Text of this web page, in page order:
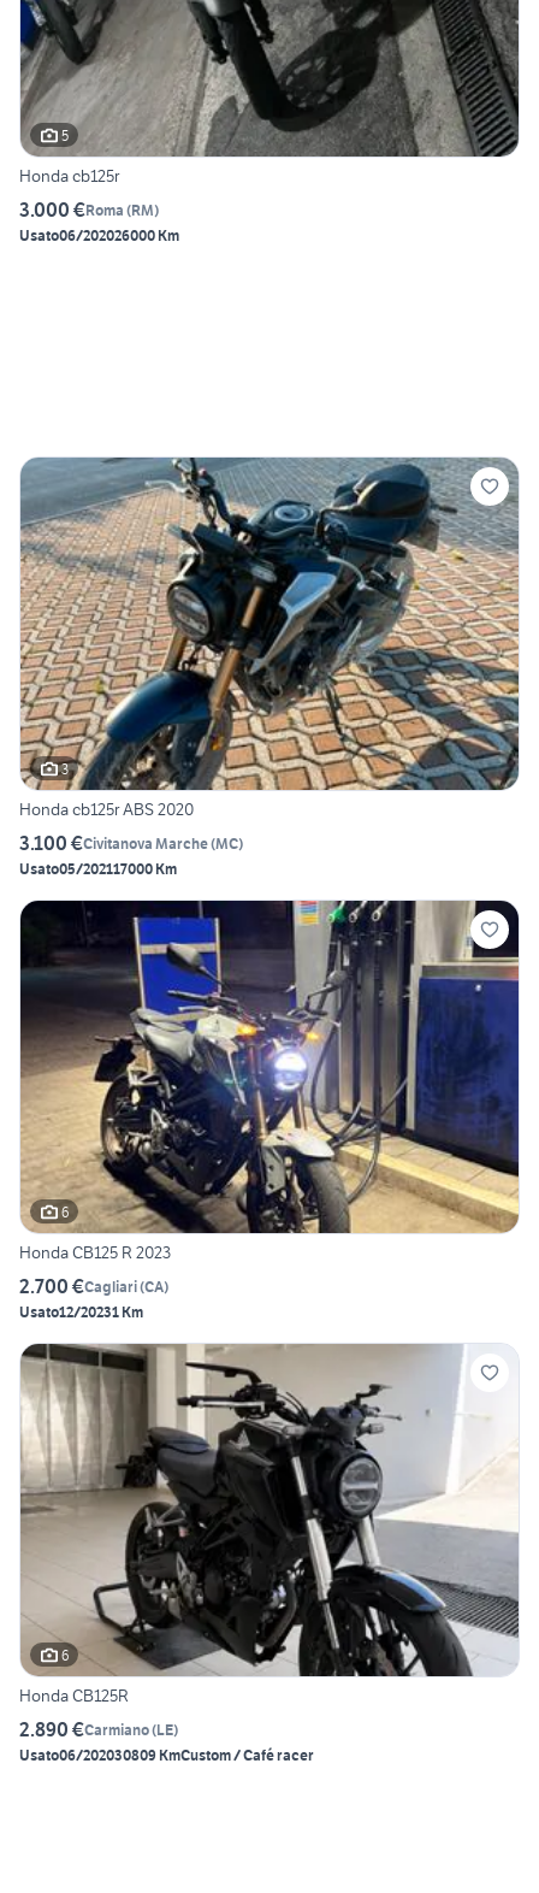
5
Honda cb125r
3.000 €Roma (RM)
Usato06/202026000 Km
3
Honda cb125r ABS 2020
3.100 €Civitanova Marche(MC)
Usato05/202117000 Km
6
Honda CB125 R 2023
2.700 €Cagliari(CA)
Usato12/20231 Km
6
Honda CB125R
2.890 €Carmiano(LE)
Usato06/202030809 KmCustom / Café racer